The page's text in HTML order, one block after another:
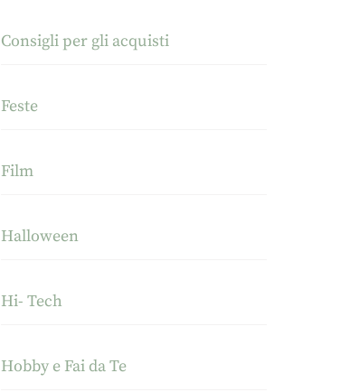
Consigli per gli acquisti
Feste
Film
Halloween
Hi- Tech
Hobby e Fai da Te